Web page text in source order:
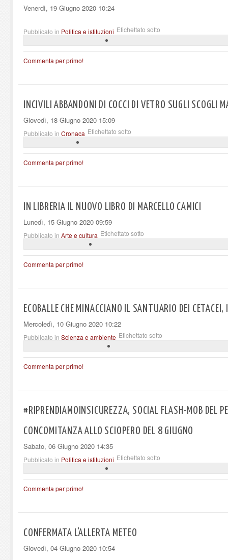
Venerdì, 19 Giugno 2020 10:24
Pubblicato in Politica e istituzioni Etichettato sotto
Commenta per primo!
INCIVILI ABBANDONI DI COCCI DI VETRO SUGLI SCOGLI
Giovedì, 18 Giugno 2020 15:09
Pubblicato in Cronaca Etichettato sotto
Commenta per primo!
IN LIBRERIA IL NUOVO LIBRO DI MARCELLO CAMICI
Lunedì, 15 Giugno 2020 09:59
Pubblicato in Arte e cultura Etichettato sotto
Commenta per primo!
ECOBALLE CHE MINACCIANO IL SANTUARIO DEI CETACEI,
Mercoledì, 10 Giugno 2020 10:22
Pubblicato in Scienza e ambiente Etichettato sotto
Commenta per primo!
#RIPRENDIAMOINSICUREZZA, SOCIAL FLASH-MOB DEL
CONCOMITANZA ALLO SCIOPERO DEL 8 GIUGNO
Sabato, 06 Giugno 2020 14:35
Pubblicato in Politica e istituzioni Etichettato sotto
Commenta per primo!
CONFERMATA L'ALLERTA METEO
Giovedì, 04 Giugno 2020 10:54